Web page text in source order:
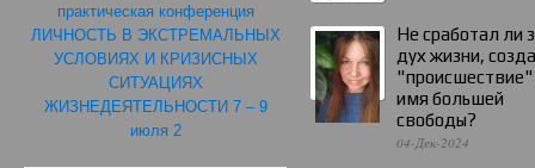
практическая конференция
ЛИЧНОСТЬ В ЭКСТРЕМАЛЬНЫХ
УСЛОВИЯХ И КРИЗИСНЫХ
СИТУАЦИЯХ
ЖИЗНЕДЕЯТЕЛЬНОСТИ 7 – 9
июля 2
Не сработал ли
дух жизни,
"происшествие"
имя большей
свободы?
04-Дек-2024